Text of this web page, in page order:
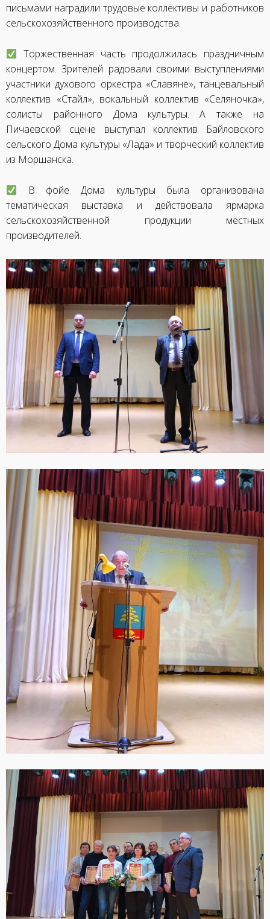
письмами наградили трудовые коллективы и работников
сельскохозяйственного производства.
Торжественная часть продолжилась праздничным
концертом. Зрителей радовали своими выступлениями
участники духового оркестра «Славяне», танцевальный
коллектив «Стайл», вокальный коллектив «Селяночка»,
солисты районного Дома культуры. А также на
Пичаевской сцене выступал коллектив Байловского
сельского Дома культуры «Лада» и творческий коллектив
из Моршанска.
В фойе Дома культуры была организована
тематическая выставка и действовала ярмарка
сельскохозяйственной продукции местных
производителей.